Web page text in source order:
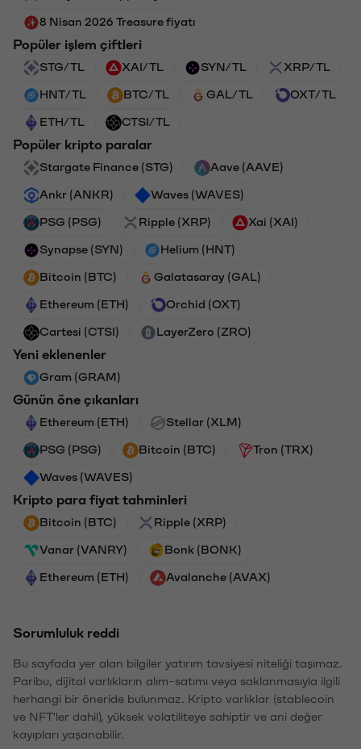
8 Nisan 2026 Treasure fiyatı
Popüler işlem çiftleri
STG/TL XAI/TL SYN/TL XRP/TL
HNT/TL BTC/TL GAL/TL OXT/TL
ETH/TL CTSI/TL
Popüler kripto paralar
Stargate Finance (STG) Aave (AAVE)
Ankr (ANKR) Waves (WAVES)
PSG (PSG) Ripple (XRP) Xai (XAI)
Synapse (SYN) Helium (HNT)
Bitcoin (BTC) Galatasaray (GAL)
Ethereum (ETH) Orchid (OXT)
Cartesi (CTSI) LayerZero (ZRO)
Yeni eklenenler
Gram (GRAM)
Günün öne çıkanları
Ethereum (ETH) Stellar (XLM)
PSG (PSG) Bitcoin (BTC) Tron (TRX)
Waves (WAVES)
Kripto para fiyat tahminleri
Bitcoin (BTC) Ripple (XRP)
Vanar (VANRY) Bonk (BONK)
Ethereum (ETH) Avalanche (AVAX)
Sorumluluk reddi
Bu sayfada yer alan bilgiler yatırım tavsiyesi niteliği taşımaz.
Paribu, dijital varlıkların alım-satımı veya saklanmasıyla ilgili
herhangi bir öneride bulunmaz. Kripto varlıklar (stablecoin
ve NFT'ler dahil), yüksek volatiliteye sahiptir ve ani değer
kayıpları yaşanabilir.